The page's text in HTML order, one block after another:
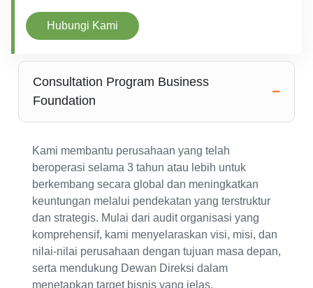
Hubungi Kami
Consultation Program Business
Foundation
Kami membantu perusahaan yang telah
beroperasi selama 3 tahun atau lebih untuk
berkembang secara global dan meningkatkan
keuntungan melalui pendekatan yang terstruktur
dan strategis. Mulai dari audit organisasi yang
komprehensif, kami menyelaraskan visi, misi, dan
nilai-nilai perusahaan dengan tujuan masa depan,
serta mendukung Dewan Direksi dalam
menetapkan target bisnis yang jelas.